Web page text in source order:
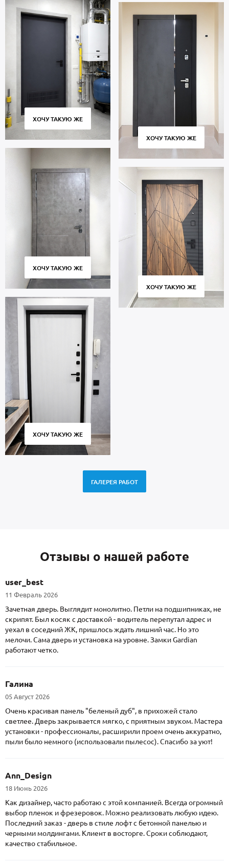
ХОЧУ ТАКУЮ ЖЕ
ХОЧУ ТАКУЮ ЖЕ
ХОЧУ ТАКУЮ ЖЕ
ХОЧУ ТАКУЮ ЖЕ
ХОЧУ ТАКУЮ ЖЕ
ГАЛЕРЕЯ РАБОТ
Отзывы о нашей работе
user_best
11 Февраль 2026
Зачетная дверь. Выглядит монолитно. Петли на подшипниках, не
скрипят. Был косяк с доставкой - водитель перепутал адрес и
уехал в соседний ЖК, пришлось ждать лишний час. Но это
мелочи. Сама дверь и установка на уровне. Замки Gardian
работают четко.
Галина
05 Август 2026
Очень красивая панель "беленый дуб", в прихожей стало
светлее. Дверь закрывается мягко, с приятным звуком. Мастера
установки - профессионалы, расширили проем очень аккуратно,
пыли было немного (использовали пылесос). Спасибо за уют!
Ann_Design
18 Июнь 2026
Как дизайнер, часто работаю с этой компанией. Всегда огромный
выбор пленок и фрезеровок. Можно реализовать любую идею.
Последний заказ - дверь в стиле лофт с бетонной панелью и
черными молдингами. Клиент в восторге. Сроки соблюдают,
качество стабильное.